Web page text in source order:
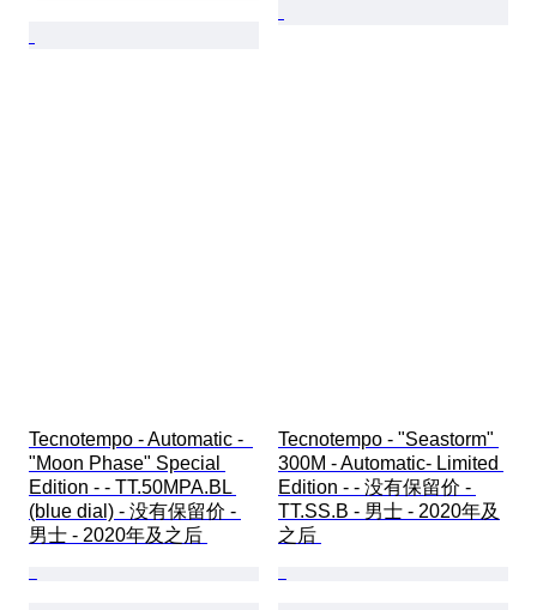
Tecnotempo - Automatic -
"Moon Phase" Special
Edition - - TT.50MPA.BL
(blue dial) - 没有保留价 -
男士 - 2020年及之后
Tecnotempo - "Seastorm"
300M - Automatic- Limited
Edition - - 没有保留价 -
TT.SS.B - 男士 - 2020年及
之后